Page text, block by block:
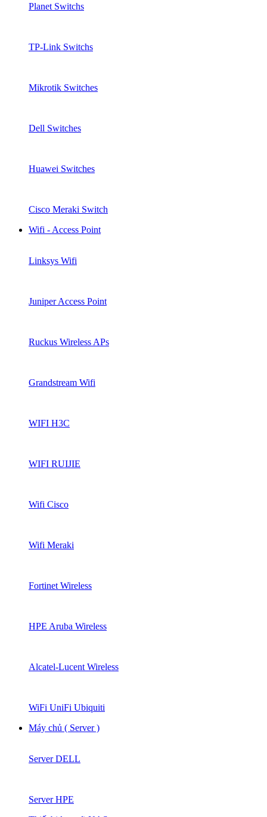
Planet Switchs
TP-Link Switchs
Mikrotik Switches
Dell Switches
Huawei Switches
Cisco Meraki Switch
Wifi - Access Point
Linksys Wifi
Juniper Access Point
Ruckus Wireless APs
Grandstream Wifi
WIFI H3C
WIFI RUIJIE
Wifi Cisco
Wifi Meraki
Fortinet Wireless
HPE Aruba Wireless
Alcatel-Lucent Wireless
WiFi UniFi Ubiquiti
Máy chủ ( Server )
Server DELL
Server HPE